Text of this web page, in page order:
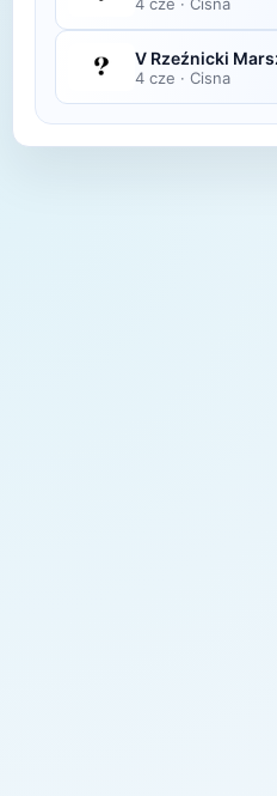
V Rzeźnicki
4 cze · Cisna